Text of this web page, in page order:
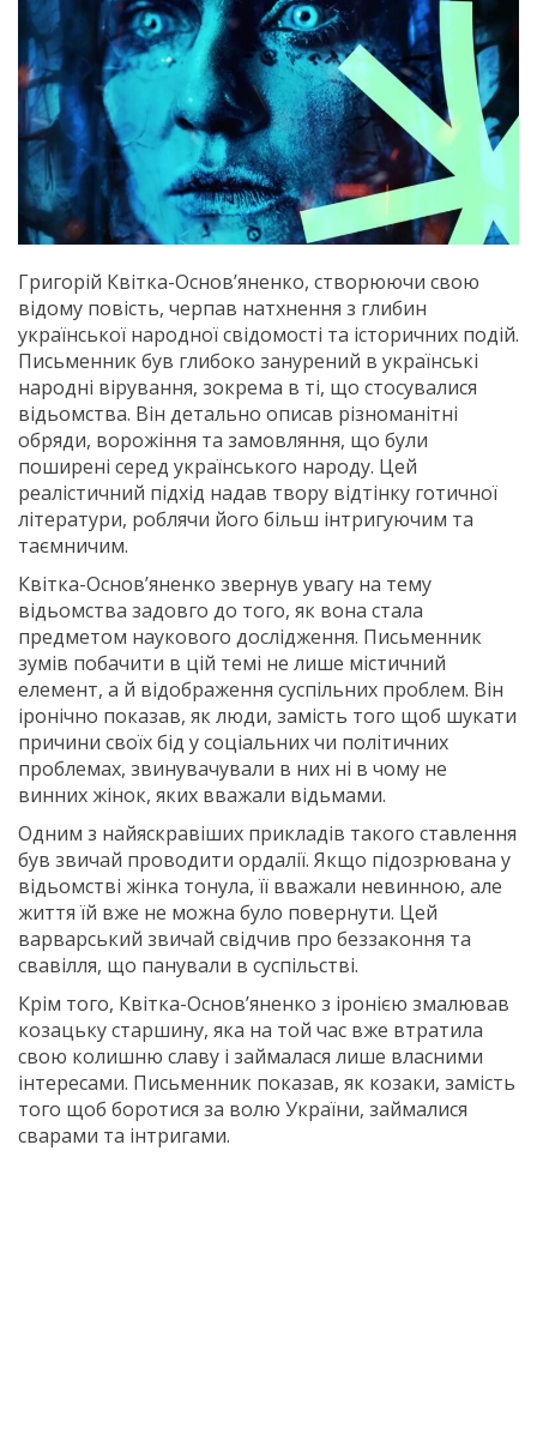
Григорій Квітка-Основ’яненко, створюючи свою
відому повість, черпав натхнення з глибин
української народної свiдомості та історичних подiй.
Письменник був глибоко занурений в українські
народні вірування, зокрема в ті, що стосувалися
відьомства. Він детально описав різноманітні
обряди, ворожіння та замовляння, що були
поширенi серед українського народу. Цей
реалiстичний підхід надав твору відтінку готичної
лiтератури, роблячи його більш інтригуючим та
таємничим.
Квітка-Основ’яненко звернув увагу на тему
відьомства задовго до того, як вона стала
предметом наукового дослідження. Письменник
зумів побачити в цій темі не лише містичний
елемент, а й відображення суспільних проблем. Він
іронічно показав, як люди, замість того щоб шукати
причини своїх бід у соціальних чи політичних
проблемах, звинувачували в них ні в чому не
винних жінок, яких вважали відьмами.
Одним з найяскравіших прикладів такого ставлення
був звичай проводити ордалії. Якщо підозрювана у
відьомстві жінка тонула, її вважали невинною, але
життя їй вже не можна було повернути. Цей
варварський звичай свідчив про беззаконня та
свавілля, що панували в суспільствi.
Крім того, Квітка-Основ’яненко з іронією змалював
козацьку старшину, яка на той час вже втратила
свою колишню славу і займалася лише власними
інтересами. Письменник показав, як козаки, замість
того щоб боротися за волю України, займалися
сварами та інтригами.